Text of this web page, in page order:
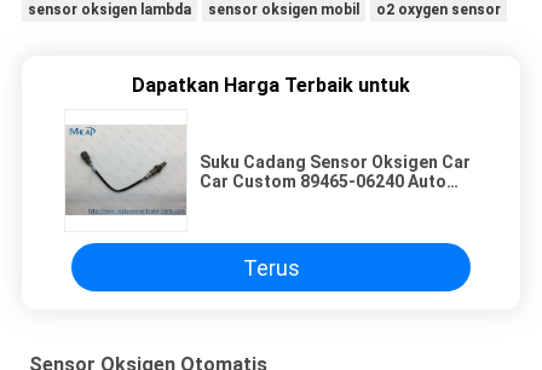
sensor oksigen lambda sensor oksigen mobil o2 oxygen sensor
Dapatkan Harga Terbaik untuk
Suku Cadang Sensor Oksigen Car
Car Custom 89465-06240 Auto
Terus
Sensor Oksigen Otomatis